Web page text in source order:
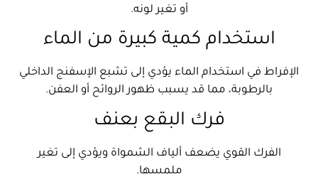
أو تغير لونه.
استخدام كمية كبيرة من الماء
الإفراط في استخدام الماء يؤدي إلى تشبع الإسفنج الداخلي
بالرطوبة، مما قد يسبب ظهور الروائح أو العفن.
فرك البقع بعنف
الفرك القوي يضعف ألياف الشمواة ويؤدي إلى تغير
ملمسها.